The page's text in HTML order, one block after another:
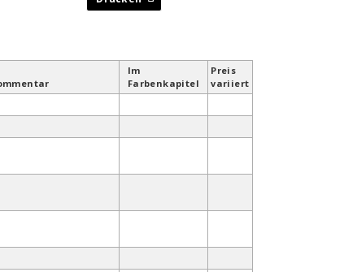
Im
Farben­kapitel
Preis
variiert